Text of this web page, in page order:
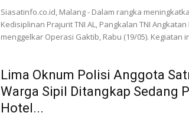
Siasatinfo.co.id, Malang - Dalam rangka
Kedisiplinan Prajurit TNI AL, Pangkalan TNI
menggelkar Operasi Gaktib, Rabu (19/05). Kegiatan
Lima Oknum Polisi Anggota
Warga Sipil Ditangkap Sedang
Hotel...